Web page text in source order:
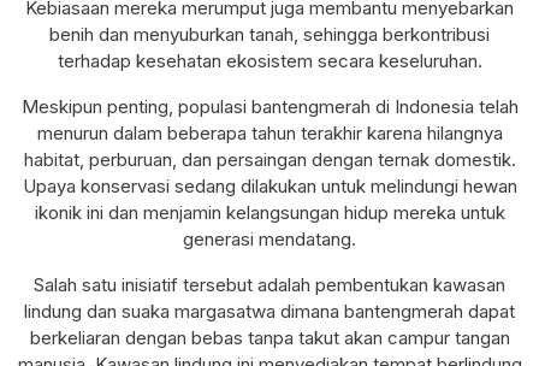
Kebiasaan mereka merumput juga membantu menyebarkan
benih dan menyuburkan tanah, sehingga berkontribusi
terhadap kesehatan ekosistem secara keseluruhan.
Meskipun penting, populasi bantengmerah di Indonesia telah
menurun dalam beberapa tahun terakhir karena hilangnya
habitat, perburuan, dan persaingan dengan ternak domestik.
Upaya konservasi sedang dilakukan untuk melindungi hewan
ikonik ini dan menjamin kelangsungan hidup mereka untuk
generasi mendatang.
Salah satu inisiatif tersebut adalah pembentukan kawasan
lindung dan suaka margasatwa dimana bantengmerah dapat
berkeliaran dengan bebas tanpa takut akan campur tangan